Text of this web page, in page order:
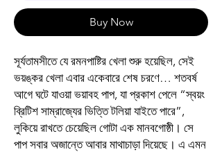
Buy Now
সূর্যতামসীতে যে রমনপাষ্টির খেলা শুরু হয়েছিল, সেই
ভয়ঙ্কর খেলা এবার একেবারে শেষ চরণে… শতবর্ষ
আগে ঘটে যাওয়া ভয়াবহ পাপ, যা প্রকাশ পেলে “স্বয়ং
ব্রিটিশ সাম্রাজ্যের ভিত্তি টলিয়া যাইতে পারে”,
লুকিয়ে রাখতে চেয়েছিল গোটা এক মানবগোষ্ঠী। সে
পাপ সবার অজান্তে আবার মাথাচাড়া দিয়েছে। এ এমন